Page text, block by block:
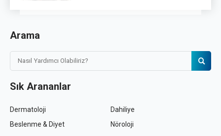
Arama
Sık Arananlar
Dermatoloji
Dahiliye
Beslenme & Diyet
Nöroloji